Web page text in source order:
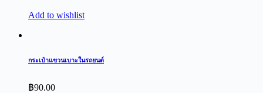
Add to wishlist
กระเป๋าแขวนเบาะในรถยนต์
฿90.00